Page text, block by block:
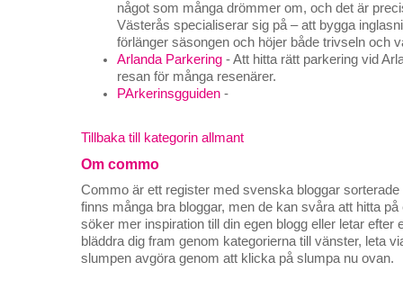
något som många drömmer om, och det är
Västerås specialiserar sig på – att bygga
förlänger säsongen och höjer både trivseln och
Arlanda Parkering - Att hitta rätt parkering vid
resan för många resenärer.
PArkerinsgguiden -
Tillbaka till kategorin allmant
Om commo
Commo är ett register med svenska bloggar sorterade
finns många bra bloggar, men de kan svåra att hitta
söker mer inspiration till din egen blogg eller letar efter
bläddra dig fram genom kategorierna till vänster, leta
slumpen avgöra genom att klicka på slumpa nu ovan.